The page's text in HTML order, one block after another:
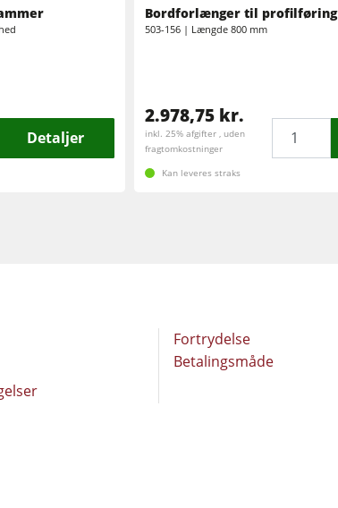
Detaljer
Bordforlænger til profilføring
503-156 | Længde 800 mm
2.978,75 kr.
inkl. 25% afgifter , uden
fragtomkostninger
Kan leveres straks
Fortrydelse
Betalingsmåde